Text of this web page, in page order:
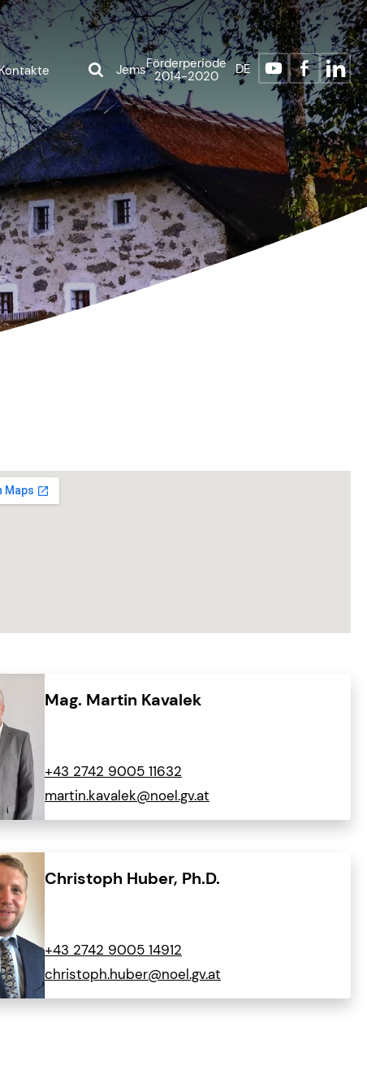
JemsFörderperiode
2014-2020
DE
Mag. Martin Kavalek
+43 2742 9005 11632
martin.kavalek@noel.gv.at
Christoph Huber, Ph.D.
+43 2742 9005 14912
christoph.huber@noel.gv.at